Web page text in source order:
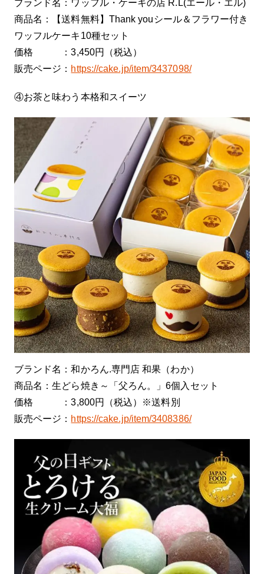
ブランド名：ワッフル・ケーキの店 R.L(エール・エル)
商品名：【送料無料】Thank youシール＆フラワー付き
ワッフルケーキ10種セット
価格 ：3,450円（税込）
販売ページ： https://cake.jp/item/3437098/
④お茶と味わう本格和スイーツ
ブランド名：和かろん.専門店 和果（わか）
商品名：生どら焼き～「父ろん。」6個入セット
価格 ：3,800円（税込）※送料別
販売ページ： https://cake.jp/item/3408386/